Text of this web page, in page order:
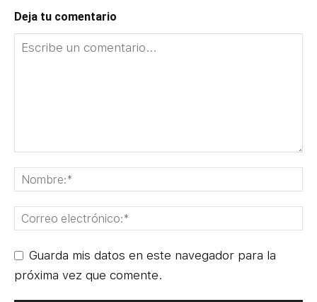
Deja tu comentario
Guarda mis datos en este navegador para la
próxima vez que comente.